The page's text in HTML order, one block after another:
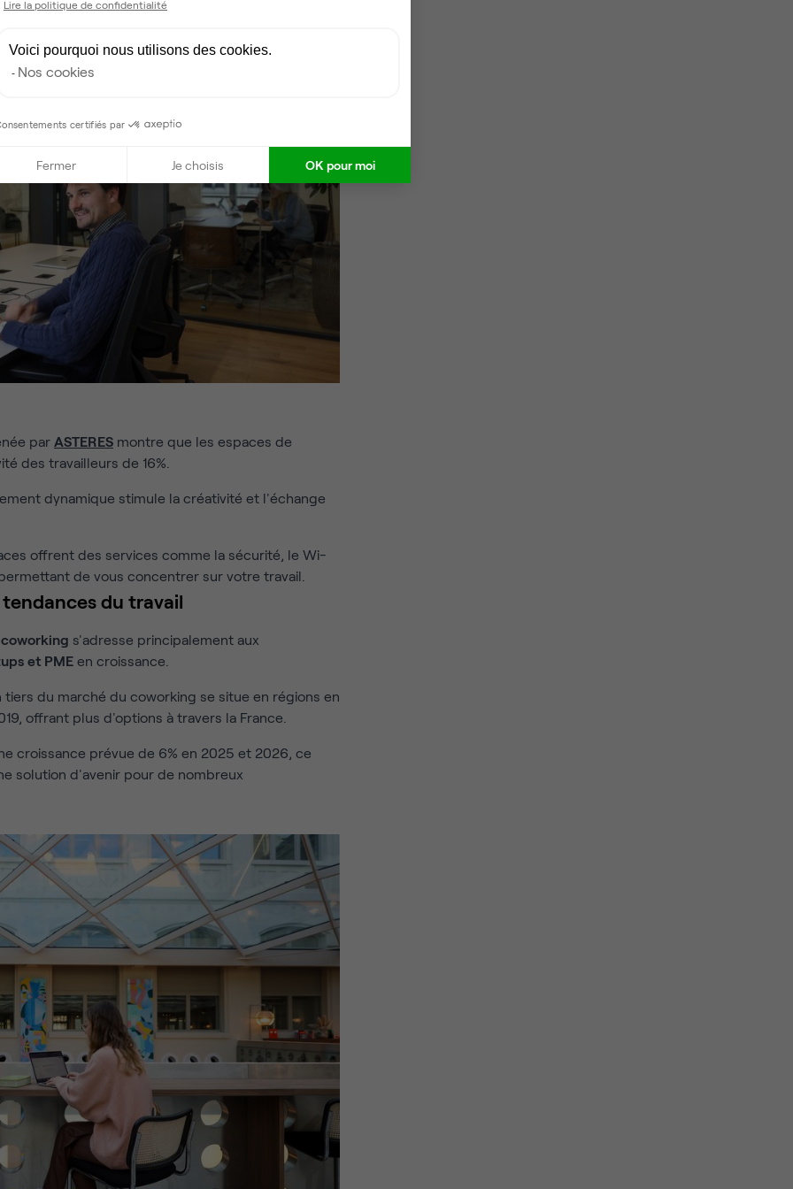
par ASTERES montre que les espaces de
des travailleurs de 16%.
dynamique stimule la créativité et l'échange
offrent des services comme la sécurité, le Wi-
de vous concentrer sur votre travail.
du travail
coworking s'adresse principalement aux
et PME en croissance.
du marché du coworking se situe en régions en
offrant plus d'options à travers la France.
croissance prévue de 6% en 2025 et 2026, ce
solution d'avenir pour de nombreux
Lire la politique de confidentialité
Voici pourquoi nous utilisons des cookies.
Nos cookies
certifiés par
Fermer Je choisis OK pour moi